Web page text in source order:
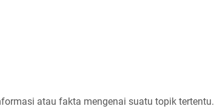
atau fakta mengenai suatu topik tertentu.